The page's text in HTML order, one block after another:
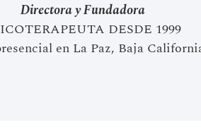
Directora y Fundadora
DESDE 1999
en La Paz, Baja